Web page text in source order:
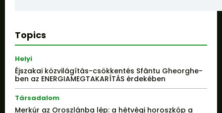
Topics
Helyi
Éjszakai közvilágítás-csökkentés Sfântu Gheorghe-
ben az ENERGIAMEGTAKARÍTÁS érdekében
Társadalom
Merkúr az Oroszlánba lép: a hétvégi horoszkóp a